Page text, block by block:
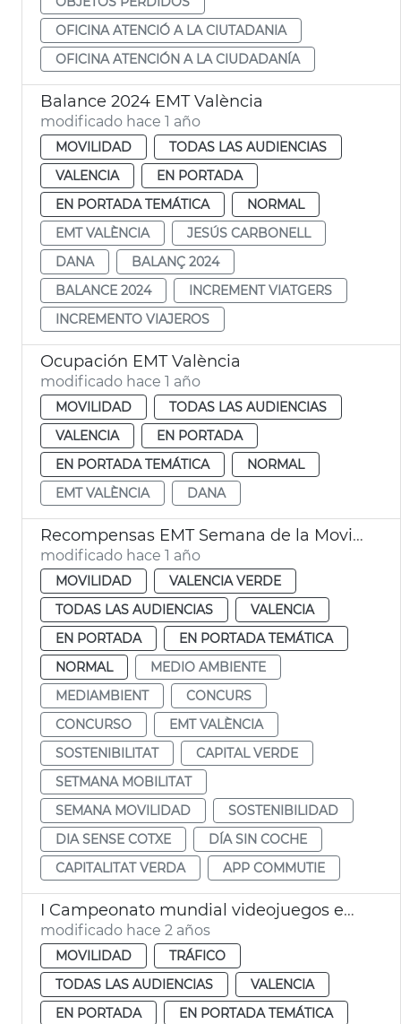
OFICINA ATENCIÓ A LA CIUTADANIA
OFICINA ATENCIÓN A LA CIUDADANÍA
Balance 2024 EMT València
modificado hace 1 año
MOVILIDAD
TODAS LAS AUDIENCIAS
VALENCIA
EN PORTADA
EN PORTADA TEMÁTICA
NORMAL
EMT VALÈNCIA
JESÚS CARBONELL
DANA
BALANÇ 2024
BALANCE 2024
INCREMENT VIATGERS
INCREMENTO VIAJEROS
Ocupación EMT València
modificado hace 1 año
MOVILIDAD
TODAS LAS AUDIENCIAS
VALENCIA
EN PORTADA
EN PORTADA TEMÁTICA
NORMAL
EMT VALÈNCIA
DANA
Recompensas EMT Semana de la Movilidad
modificado hace 1 año
MOVILIDAD
VALENCIA VERDE
TODAS LAS AUDIENCIAS
VALENCIA
EN PORTADA
EN PORTADA TEMÁTICA
NORMAL
MEDIO AMBIENTE
MEDIAMBIENT
CONCURS
CONCURSO
EMT VALÈNCIA
SOSTENIBILITAT
CAPITAL VERDE
SETMANA MOBILITAT
SEMANA MOVILIDAD
SOSTENIBILIDAD
DIA SENSE COTXE
DÍA SIN COCHE
CAPITALITAT VERDA
APP COMMUTIE
I Campeonato mundial videojuegos en transporte público EMT València
modificado hace 2 años
MOVILIDAD
TRÁFICO
TODAS LAS AUDIENCIAS
VALENCIA
EN PORTADA
EN PORTADA TEMÁTICA